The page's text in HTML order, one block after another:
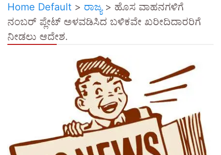
Home Default > ರಾಜ್ಯ> ಹೊಸ ವಾಹನಗಳಿಗೆ
ನಂಬರ್ ಪ್ಲೇಟ್ ಅಳವಡಿಸಿದ ಬಳಿಕವೇ ಖರೀದಿದಾರರಿಗೆ
ನೀಡಲು ಆದೇಶ.